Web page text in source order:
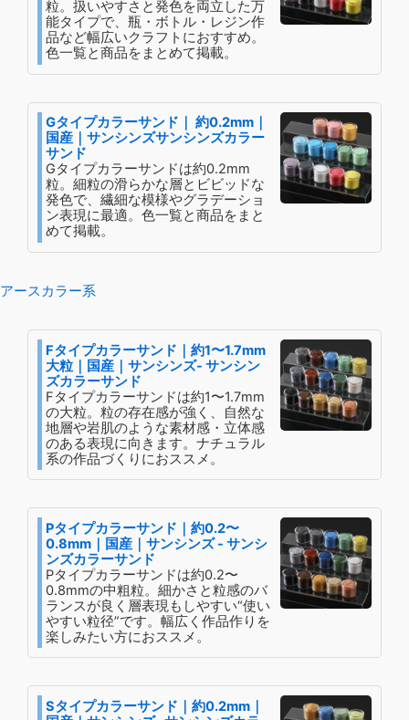
か
ら
選
択
き
ま
す
粒。扱いやすさと発色を両立した万
能タイプで、瓶・ボトル・レジン作
品など幅広いクラフトにおすすめ。
色一覧と商品をまとめて掲載。
Gタイプカラーサンド｜ 約0.2mm｜
国産｜サンシンズサンシンズカラー
サンド
Gタイプカラーサンドは約0.2mm
粒。細粒の滑らかな層とビビッドな
発色で、繊細な模様やグラデーショ
ン表現に最適。色一覧と商品をまと
めて掲載。
アースカラー系
Fタイプカラーサンド｜約1〜1.7mm
大粒｜国産｜サンシンズ- サンシン
ズカラーサンド
Fタイプカラーサンドは約1〜1.7mm
の大粒。粒の存在感が強く、自然な
地層や岩肌のような素材感・立体感
のある表現に向きます。ナチュラル
系の作品づくりにおススメ。
Pタイプカラーサンド｜約0.2〜
0.8mm｜国産｜サンシンズ - サンシ
ンズカラーサンド
Pタイプカラーサンドは約0.2〜
0.8mmの中粗粒。細かさと粒感のバ
ランスが良く層表現もしやすい“使い
やすい粒径”です。幅広く作品作りを
楽しみたい方におススメ。
Sタイプカラーサンド｜約0.2mm｜